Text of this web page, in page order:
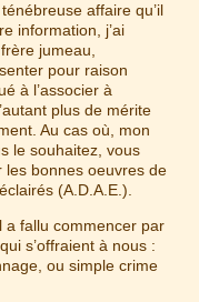
affaire qu’il
information, j’ai
jumeau,
pour raison
à l’associer à
plus de mérite
Au cas où, mon
le souhaitez, vous
les bonnes oeuvres de
(A.D.A.E.).
a fallu commencer par
s’offraient à nous :
ou simple crime